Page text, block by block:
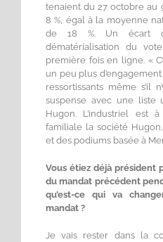
tenaient du 27 octobre au
8 %, égal à la moyenne
de 18 %. Un écart
dématérialisation du
première fois en ligne. «
un peu plus
ressortissants même s’il
suspense avec une liste
Hugon. L’industriel est
familiale la société
et des podiums basée à
Vous étiez déjà président
du mandat précédent
qu’est-ce qui va
mandat ?
Je vais rester dans la